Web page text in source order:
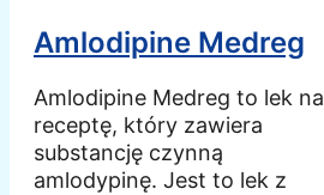
Amlodipine Medreg
Amlodipine Medreg to lek na
receptę, który zawiera
substancję czynną
amlodypinę. Jest to lek z